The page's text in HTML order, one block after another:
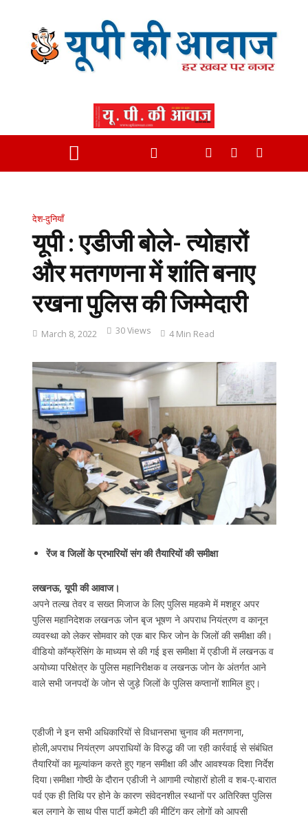
देश-दुनियाँ
यूपी : एडीजी बोले- त्योहारों
और मतगणना में शांति बनाए
रखना पुलिस की जिम्मेदारी
March 8, 2022 30 Views 4 Min Read
रेंज व जिलों के प्रभारियों संग की तैयारियों की समीक्षा
लखनऊ, यूपी की आवाज।
अपने तल्ख तेवर व सख्त मिजाज के लिए पुलिस महकमे में मशहूर अपर
पुलिस महानिदेशक लखनऊ जोन बृज भूषण ने अपराध नियंत्रण व कानून
व्यवस्था को लेकर सोमवार को एक बार फिर जोन के जिलों की समीक्षा की।
वीडियो कॉन्फ्रेंसिंग के माध्यम से की गई इस समीक्षा में एडीजी में लखनऊ व
अयोध्या परिक्षेत्र के पुलिस महानिरीक्षक व लखनऊ जोन के अंतर्गत आने
वाले सभी जनपदों के जोन से जुड़े जिलों के पुलिस कप्तानों शामिल हुए।
एडीजी ने इन सभी अधिकारियों से विधानसभा चुनाव की मतगणना,
होली,अपराध नियंत्रण अपराधियों के विरुद्ध की जा रही कार्रवाई से संबंधित
तैयारियों का मूल्यांकन करते हुए गहन समीक्षा की और आवश्यक दिशा निर्देश
दिया।समीक्षा गोष्ठी के दौरान एडीजी ने आगामी त्योहारों होली व शब-ए-बारात
पर्व एक ही तिथि पर होने के कारण संवेदनशील स्थानों पर अतिरिक्त पुलिस
बल लगाने के साथ पीस पार्टी कमेटी की मीटिंग कर लोगों को आपसी